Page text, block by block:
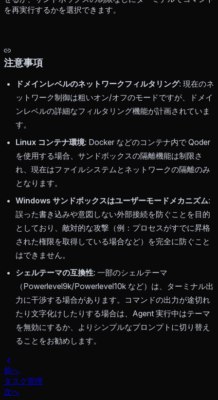
を再実行するかを選択できます。
注意事項
ドメインレベルのネットワークフィルタリング: 現在のネ
ットワーク制御は粗いオン/オフのモードですが、ドメイ
ンレベルの詳細なフィルタリング機能が計画されていま
す。
Linux コンテナ環境: Docker などのコンテナ内で Qoder
を使用する場合、サンドボックスの隔離機能は制限さ
れ、現在はファイルシステムとネットワークの隔離のみ
となります。
Windows サンドボックスはユーザーモードメカニズム:
誤った書き込みや意図しない外部接続を防ぐことを目的
としており、敵対的な攻撃（例：プロセスがすでに昇格
された権限を取得している場合など）を完全に防ぐこと
はできません。
シェルテーマの互換性: 一部のシェルテーマ
（Powerlevel9k/Powerlevel10k など）は、ターミナル出
力に干渉する場合があります。コマンドの出力が途切れ
たり文字化けしたりする場合は、Agent 実行中はテーマ
を無効にするか、よりシンプルなプロンプトに切り替え
ることをお勧めします。
前へ
タスク管理
次へ